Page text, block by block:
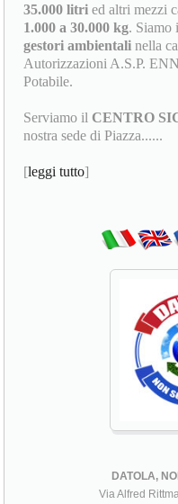
35.000 litri ed altri mezzi
1.000 a 30.000 kg. Siamo
gestori ambientali nella
Autorizzazioni A.S.P.
Potabile.
Serviamo il CENTRO
nostra sede di Piazza......
[leggi tutto]
DATOLA,
Via Alfred